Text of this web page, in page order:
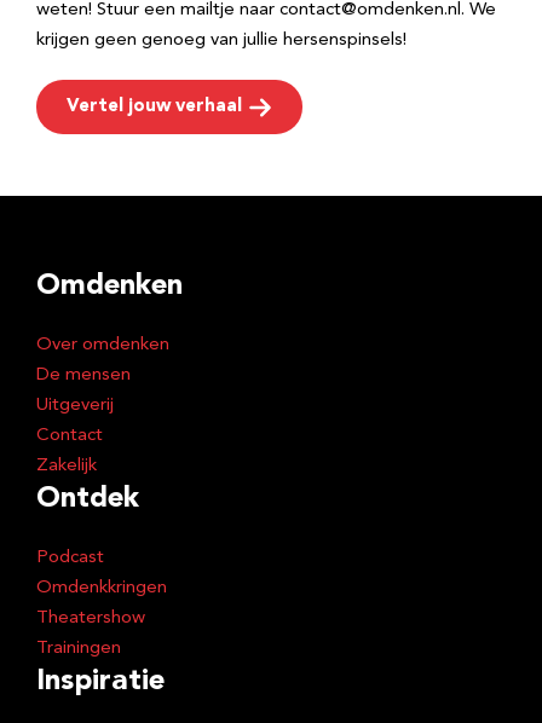
weten! Stuur een mailtje naar contact@omdenken.nl. We
krijgen geen genoeg van jullie hersenspinsels!
Vertel jouw verhaal
Omdenken
Over omdenken
De mensen
Uitgeverij
Contact
Zakelijk
Ontdek
Podcast
Omdenkkringen
Theatershow
Trainingen
Inspiratie